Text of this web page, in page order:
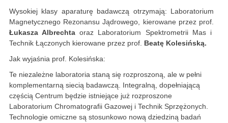
Wysokiej klasy aparaturę badawczą otrzymają: Laboratorium
Magnetycznego Rezonansu Jądrowego, kierowane przez prof.
Łukasza Albrechta oraz Laboratorium Spektrometrii Mas i
Technik Łączonych kierowane przez prof. Beatę Kolesińską.
Jak wyjaśnia prof. Kolesińska:
Te niezależne laboratoria staną się rozproszoną, ale w pełni
komplementarną siecią badawczą. Integralną, dopełniającą
częścią Centrum będzie istniejące już rozproszone
Laboratorium Chromatografii Gazowej i Technik Sprzężonych.
Technologie omiczne są stosunkowo nową dziedziną badań